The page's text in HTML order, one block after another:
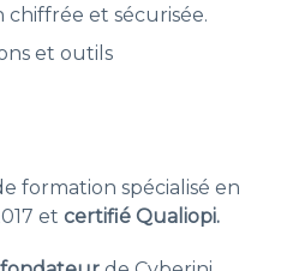
et sécurisée.
et outils
formation spécialisé en
et certifié Qualiopi.